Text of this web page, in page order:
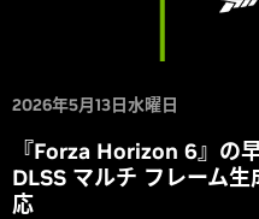
2026年5月13日水曜日
『Forza Horizon 6』の
DLSS マルチ フレーム
応